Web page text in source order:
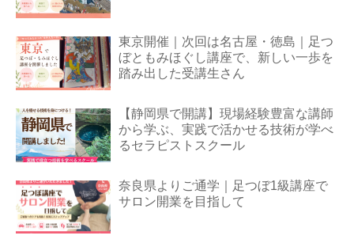
東京開催｜次回は名古屋・徳島｜足つ
ぼともみほぐし講座で、新しい一歩を
踏み出した受講生さん
【静岡県で開講】現場経験豊富な講師
から学ぶ、実践で活かせる技術が学べ
るセラピストスクール
奈良県よりご通学｜足つぼ1級講座で
サロン開業を目指して